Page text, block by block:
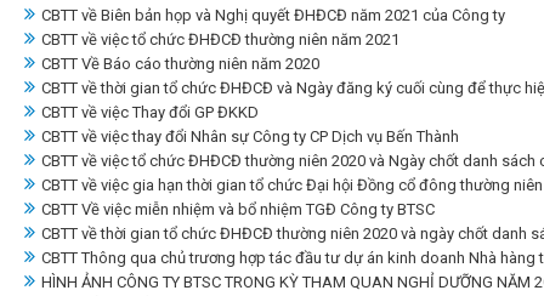
CBTT về Biên bản họp và Nghị quyết ĐHĐCĐ năm 2021 của Công ty
CBTT về việc tổ chức ĐHĐCĐ thường niên năm 2021
CBTT Về Báo cáo thường niên năm 2020
CBTT về thời gian tổ chức ĐHĐCĐ và Ngày đăng ký cuối cùng để thực
CBTT về việc Thay đổi GP ĐKKD
CBTT về việc thay đổi Nhân sự Công ty CP Dịch vụ Bến Thành
CBTT về việc tổ chức ĐHĐCĐ thường niên 2020 và Ngày chốt danh
CBTT về việc gia hạn thời gian tổ chức Đại hội Đồng cổ đông thường
CBTT Về việc miễn nhiệm và bổ nhiệm TGĐ Công ty BTSC
CBTT về thời gian tổ chức ĐHĐCĐ thường niên 2020 và ngày chốt danh
CBTT Thông qua chủ trương hợp tác đầu tư dự án kinh doanh Nhà hàng
HÌNH ẢNH CÔNG TY BTSC TRONG KỲ THAM QUAN NGHỈ DƯỠNG NĂM